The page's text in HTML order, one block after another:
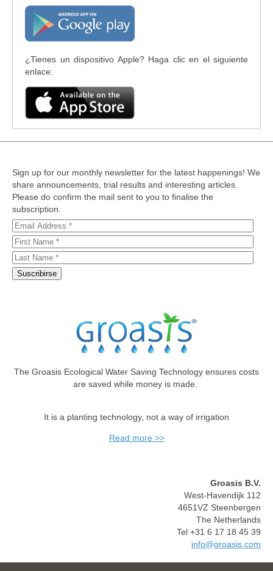
¿Tienes un dispositivo Apple? Haga clic en el siguiente
enlace:
Sign up for our monthly newsletter for the latest happenings! We
share announcements, trial results and interesting articles.
Please do confirm the mail sent to you to finalise the
subscription.
The Groasis Ecological Water Saving Technology ensures costs
are saved while money is made.
It is a planting technology, not a way of irrigation
Read more >>
Groasis B.V.
West-Havendijk 112
4651VZ Steenbergen
The Netherlands
Tel +31 6 17 18 45 39
info@groasis.com